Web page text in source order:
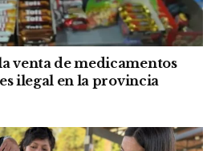
venta de medicamentos
ilegal en la provincia